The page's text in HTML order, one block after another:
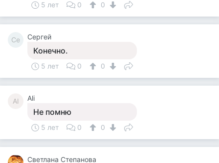
5 лет 0 0
Се Сергей
Конечно.
5 лет 0 0
Al Ali
Не помню
5 лет 0 0
Светлана Степанова